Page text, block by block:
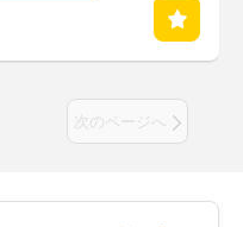
次のページへ